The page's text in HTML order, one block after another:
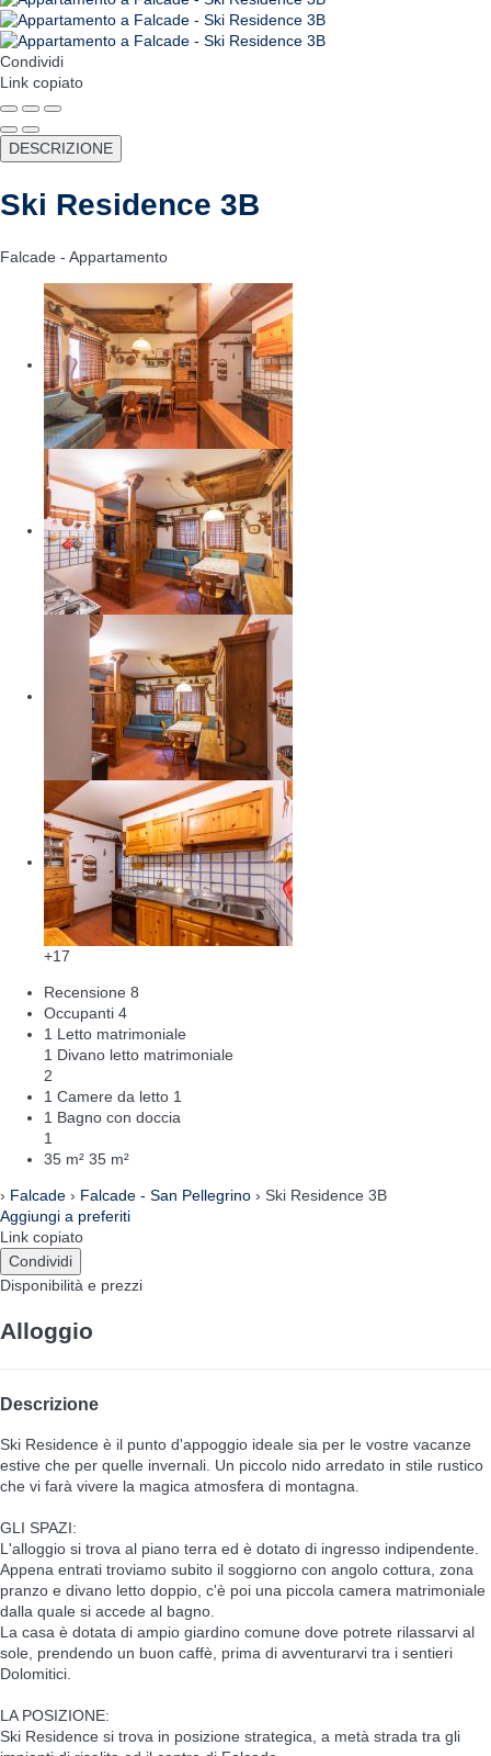
Condividi
Link copiato
DESCRIZIONE
Ski Residence 3B
Falcade - Appartamento
+17
Recensione 8
Occupanti 4
1 Letto matrimoniale
1 Divano letto matrimoniale
2
1 Camere da letto 1
1 Bagno con doccia
1
35 m² 35 m²
› Falcade › Falcade - San Pellegrino › Ski Residence 3B
Aggiungi a preferiti
Link copiato
Condividi
Disponibilità e prezzi
Alloggio
Descrizione
Ski Residence è il punto d'appoggio ideale sia per le vostre vacanze
estive che per quelle invernali. Un piccolo nido arredato in stile rustico
che vi farà vivere la magica atmosfera di montagna.
GLI SPAZI:
L'alloggio si trova al piano terra ed è dotato di ingresso indipendente.
Appena entrati troviamo subito il soggiorno con angolo cottura, zona
pranzo e divano letto doppio, c'è poi una piccola camera matrimoniale
dalla quale si accede al bagno.
La casa è dotata di ampio giardino comune dove potrete rilassarvi al
sole, prendendo un buon caffè, prima di avventurarvi tra i sentieri
Dolomitici.
LA POSIZIONE:
Ski Residence si trova in posizione strategica, a metà strada tra gli